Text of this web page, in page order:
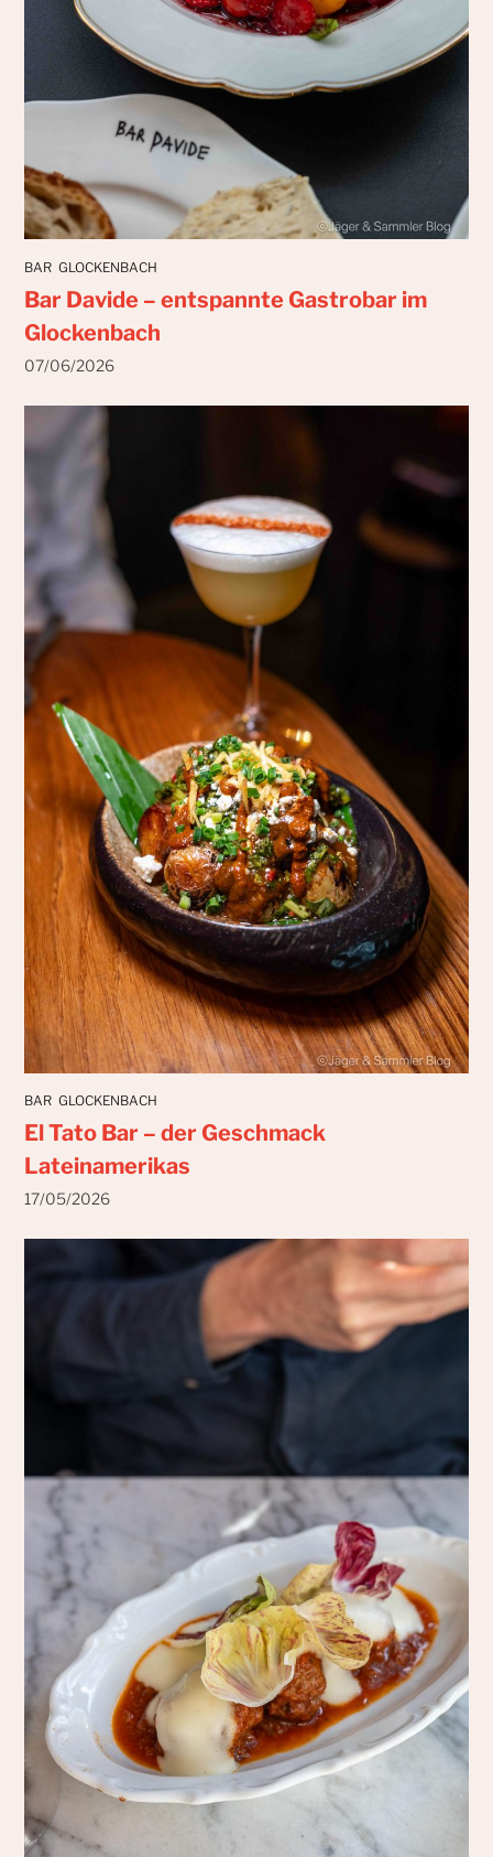
BAR GLOCKENBACH
Bar Davide – entspannte Gastrobar im
Glockenbach
07/06/2026
BAR GLOCKENBACH
El Tato Bar – der Geschmack
Lateinamerikas
17/05/2026